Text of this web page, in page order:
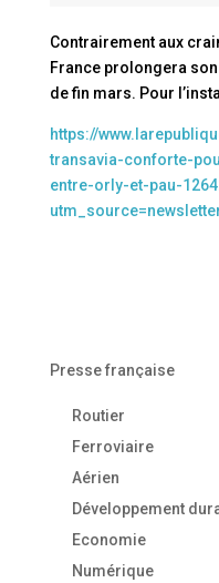
Contrairement aux
France prolongera
de fin mars. Pour
https://
transavia-conforte-
entre-orly-et-pau-
Presse française
Routier
Ferroviaire
Aérien
Développement
Economie
Numérique